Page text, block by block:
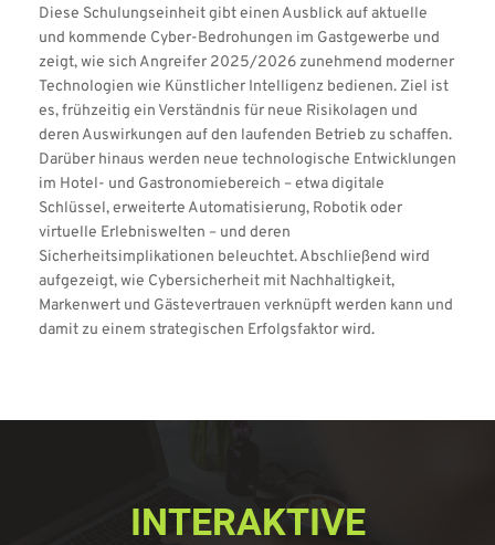
Diese Schulungseinheit gibt einen Ausblick auf aktuelle
und kommende Cyber-Bedrohungen im Gastgewerbe und
zeigt, wie sich Angreifer 2025/2026 zunehmend moderner
Technologien wie Künstlicher Intelligenz bedienen. Ziel ist
es, frühzeitig ein Verständnis für neue Risikolagen und
deren Auswirkungen auf den laufenden Betrieb zu schaffen.
Darüber hinaus werden neue technologische Entwicklungen
im Hotel- und Gastronomiebereich – etwa digitale
Schlüssel, erweiterte Automatisierung, Robotik oder
virtuelle Erlebniswelten – und deren
Sicherheitsimplikationen beleuchtet. Abschließend wird
aufgezeigt, wie Cybersicherheit mit Nachhaltigkeit,
Markenwert und Gästevertrauen verknüpft werden kann und
damit zu einem strategischen Erfolgsfaktor wird.
INTERAKTIVE